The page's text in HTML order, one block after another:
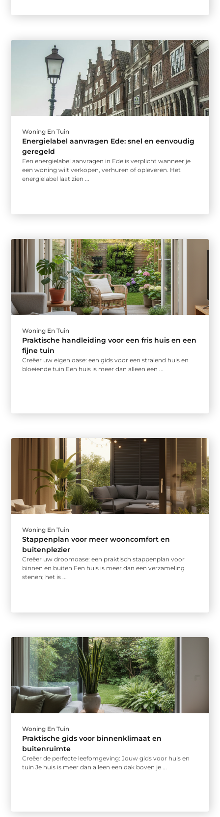
Woning En Tuin
Energielabel aanvragen Ede: snel en eenvoudig
geregeld
Een energielabel aanvragen in Ede is verplicht wanneer je
een woning wilt verkopen, verhuren of opleveren. Het
energielabel laat zien ...
Woning En Tuin
Praktische handleiding voor een fris huis en een
fijne tuin
Creëer uw eigen oase: een gids voor een stralend huis en
bloeiende tuin Een huis is meer dan alleen een ...
Woning En Tuin
Stappenplan voor meer wooncomfort en
buitenplezier
Creëer uw droomoase: een praktisch stappenplan voor
binnen en buiten Een huis is meer dan een verzameling
stenen; het is ...
Woning En Tuin
Praktische gids voor binnenklimaat en
buitenruimte
Creëer de perfecte leefomgeving: Jouw gids voor huis en
tuin Je huis is meer dan alleen een dak boven je ...